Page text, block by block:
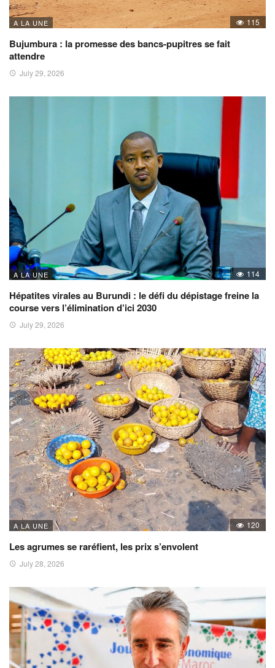
A LA UNE 115
Bujumbura : la promesse des bancs-pupitres se fait
attendre
July 29, 2026
A LA UNE 114
Hépatites virales au Burundi : le défi du dépistage freine la
course vers l’élimination d’ici 2030
July 29, 2026
A LA UNE 120
Les agrumes se raréfient, les prix s’envolent
July 28, 2026